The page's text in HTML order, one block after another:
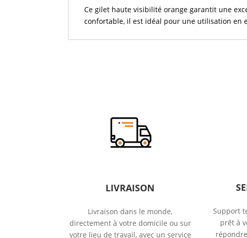
Ce gilet haute visibilité orange garantit une
confortable, il est idéal pour une utilisation en
LIVRAISON
Livraison dans le monde,
directement à votre domicile ou sur
votre lieu de travail, avec un service
Support
prêt à